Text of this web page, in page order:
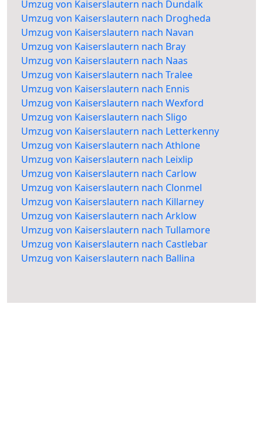
Umzug von Kaiserslautern nach Dundalk
Umzug von Kaiserslautern nach Drogheda
Umzug von Kaiserslautern nach Navan
Umzug von Kaiserslautern nach Bray
Umzug von Kaiserslautern nach Naas
Umzug von Kaiserslautern nach Tralee
Umzug von Kaiserslautern nach Ennis
Umzug von Kaiserslautern nach Wexford
Umzug von Kaiserslautern nach Sligo
Umzug von Kaiserslautern nach Letterkenny
Umzug von Kaiserslautern nach Athlone
Umzug von Kaiserslautern nach Leixlip
Umzug von Kaiserslautern nach Carlow
Umzug von Kaiserslautern nach Clonmel
Umzug von Kaiserslautern nach Killarney
Umzug von Kaiserslautern nach Arklow
Umzug von Kaiserslautern nach Tullamore
Umzug von Kaiserslautern nach Castlebar
Umzug von Kaiserslautern nach Ballina